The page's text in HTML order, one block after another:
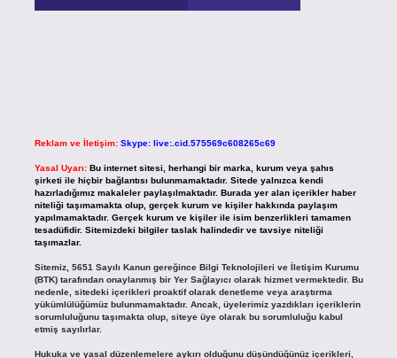
Reklam ve İletişim: Skype: live:.cid.575569c608265c69
Yasal Uyarı: Bu internet sitesi, herhangi bir marka, kurum veya şahıs
şirketi ile hiçbir bağlantısı bulunmamaktadır. Sitede yalnızca kendi
hazırladığımız makaleler paylaşılmaktadır. Burada yer alan içerikler haber
niteliği taşımamakta olup, gerçek kurum ve kişiler hakkında paylaşım
yapılmamaktadır. Gerçek kurum ve kişiler ile isim benzerlikleri tamamen
tesadüfidir. Sitemizdeki bilgiler taslak halindedir ve tavsiye niteliği
taşımazlar.
Sitemiz, 5651 Sayılı Kanun gereğince Bilgi Teknolojileri ve İletişim Kurumu
(BTK) tarafından onaylanmış bir Yer Sağlayıcı olarak hizmet vermektedir. Bu
nedenle, sitedeki içerikleri proaktif olarak denetleme veya araştırma
yükümlülüğümüz bulunmamaktadır. Ancak, üyelerimiz yazdıkları içeriklerin
sorumluluğunu taşımakta olup, siteye üye olarak bu sorumluluğu kabul
etmiş sayılırlar.
Hukuka ve yasal düzenlemelere aykırı olduğunu düşündüğünüz içerikleri,